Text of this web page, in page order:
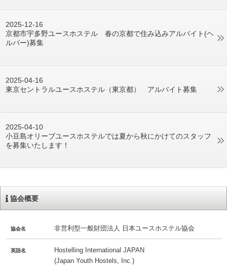
2025-12-16
京都市宇多野ユースホステル 春の京都で住み込みアルバイト(ヘ
ルパー)募集
2025-04-16
東京セントラルユースホステル（東京都） アルバイト募集
2025-04-10
小豆島オリーブユースホステルでは夏から秋にかけてのスタッフ
を募集いたします！
協会概要
協会名 非営利型一般財団法人 日本ユースホステル協会
英語名
Hostelling International JAPAN
(Japan Youth Hostels, Inc.)